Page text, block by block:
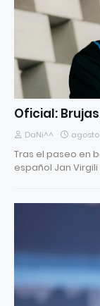
Oficial:
DaNi^^
Tras el paseo en
español Jan